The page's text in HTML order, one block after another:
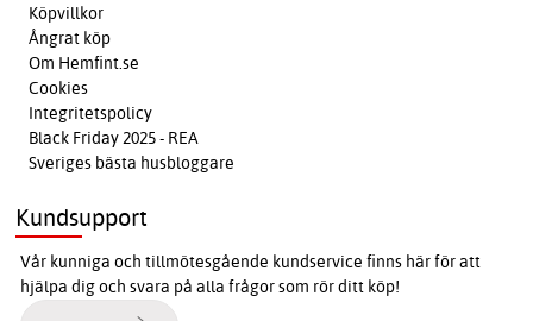
Köpvillkor
Ångrat köp
Om Hemfint.se
Cookies
Integritetspolicy
Black Friday 2025 - REA
Sveriges bästa husbloggare
Kundsupport
Vår kunniga och tillmötesgående kundservice finns här för att
hjälpa dig och svara på alla frågor som rör ditt köp!